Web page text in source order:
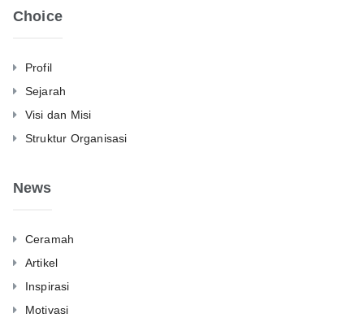
Choice
Profil
Sejarah
Visi dan Misi
Struktur Organisasi
News
Ceramah
Artikel
Inspirasi
Motivasi